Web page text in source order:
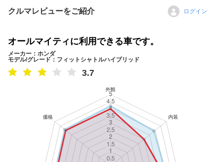
クルマレビューをご紹介 ログイン
オールマイティに利用できる車です。
メーカー：ホンダ
モデル/グレード：フィットシャトルハイブリッド
3.7